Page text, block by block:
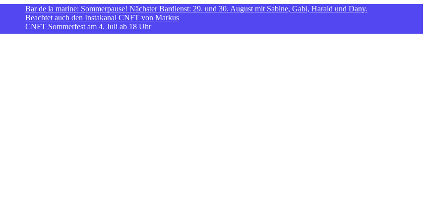
Bar de la marine: Sommerpause! Nächster Bardienst: 29. und 30. August mit Sabine, Gabi, Harald und Dany.
Beachtet auch den Instakanal CNFT von Markus
CNFT Sommerfest am 4. Juli ab 18 Uhr